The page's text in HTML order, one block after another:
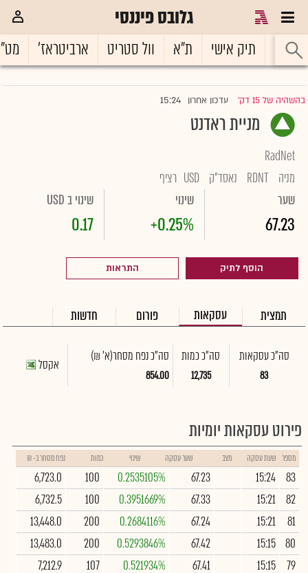
גלובס פיננסי
ראשי תיק אישי ת"א וול סטריט ארביטראז'
בהשהיה של 15 דק' |עדכון אחרון 15:24
מניית ראדנט
RadNet
מניה RDNT נאסד"ק USD רציף
שער
67.23
שינוי
+0.25%
שינוי ב USD
0.17
הוסף לתיק התראות
תמצית עסקאות פורום חדשות
סה"כ עסקאות
83
סה"כ כמות
12,735
סה"כ נפח מסחר(א' ₪)
854.00
אקסל
פירוט עסקאות יומיות
מספר שעת עסקה מצב שער עסקה שינוי כמות נפח מסחר ב- ₪
83
15:24
67.23
0.2535105%
100
6,723.0
82
15:21
67.33
0.3951669%
100
6,732.5
81
15:21
67.24
0.2684116%
200
13,448.0
80
15:15
67.42
0.5293846%
200
13,483.0
79
15:15
67.41
0.521934%
107
7,212.9